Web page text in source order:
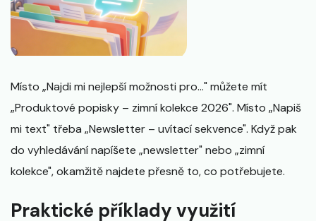
Místo „Najdi mi nejlepší možnosti pro..." můžete mít
„Produktové popisky – zimní kolekce 2026". Místo „Napiš
mi text" třeba „Newsletter – uvítací sekvence". Když pak
do vyhledávání napíšete „newsletter" nebo „zimní
kolekce", okamžitě najdete přesně to, co potřebujete.
Praktické příklady využití